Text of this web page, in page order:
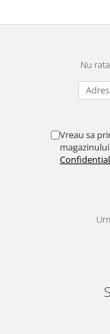
Nu
Vreau sa